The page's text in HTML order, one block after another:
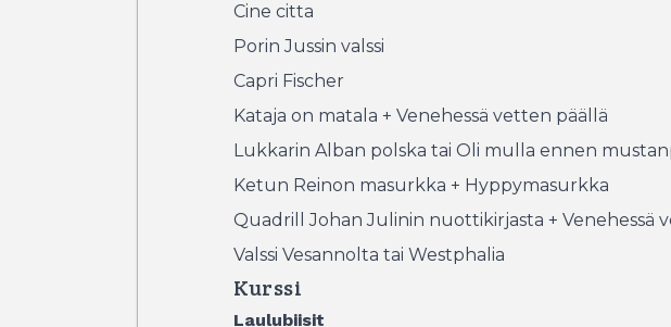
Cine citta
Porin Jussin valssi
Capri Fischer
Kataja on matala + Venehessä vetten päällä
Lukkarin Alban polska tai Oli mulla ennen
Ketun Reinon masurkka + Hyppymasurkka
Quadrill Johan Julinin nuottikirjasta + Venehessä
Valssi Vesannolta tai Westphalia
Kurssi
Laulubiisit